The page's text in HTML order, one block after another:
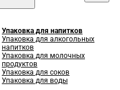
Упаковка для напитков
Упаковка для алкогольных
напитков
Упаковка для молочных
продуктов
Упаковка для соков
Упаковка для воды